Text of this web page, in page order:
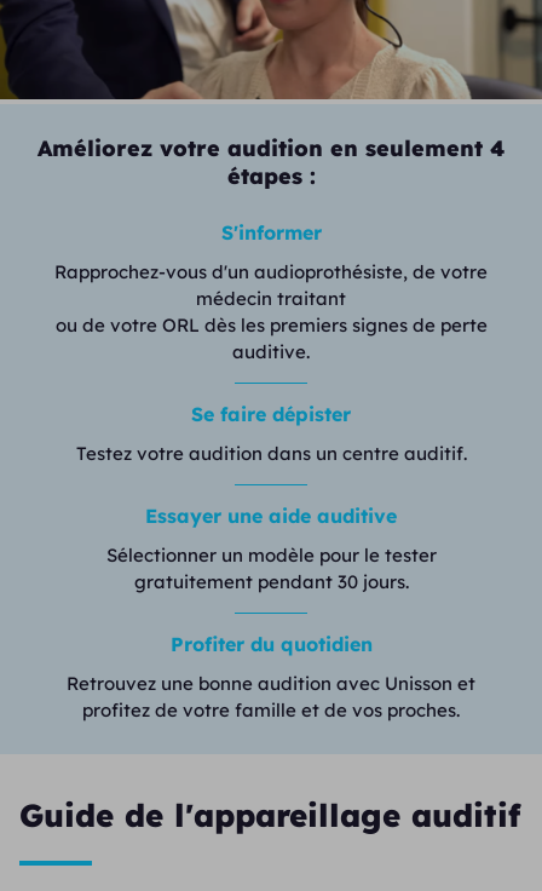
Améliorez votre audition en seulement 4
étapes :
S'informer
Rapprochez-vous d'un audioprothésiste, de votre
médecin traitant
ou de votre ORL dès les premiers signes de perte
auditive.
Se faire dépister
Testez votre audition dans un centre auditif.
Essayer une aide auditive
Sélectionner un modèle pour le tester
gratuitement pendant 30 jours.
Profiter du quotidien
Retrouvez une bonne audition avec Unisson et
profitez de votre famille et de vos proches.
Guide de l'appareillage auditif